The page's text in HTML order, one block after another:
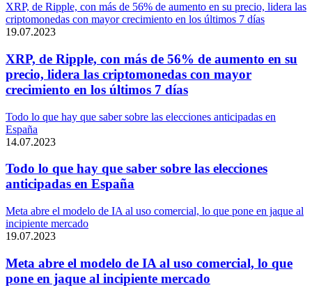
XRP, de Ripple, con más de 56% de aumento en su precio, lidera las
criptomonedas con mayor crecimiento en los últimos 7 días
19.07.2023
XRP, de Ripple, con más de 56% de aumento en su
precio, lidera las criptomonedas con mayor
crecimiento en los últimos 7 días
Todo lo que hay que saber sobre las elecciones anticipadas en
España
14.07.2023
Todo lo que hay que saber sobre las elecciones
anticipadas en España
Meta abre el modelo de IA al uso comercial, lo que pone en jaque al
incipiente mercado
19.07.2023
Meta abre el modelo de IA al uso comercial, lo que
pone en jaque al incipiente mercado